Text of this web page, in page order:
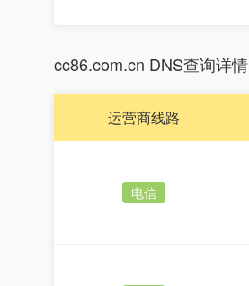
cc86.com.cn DNS查询详情
运营商线路
电信